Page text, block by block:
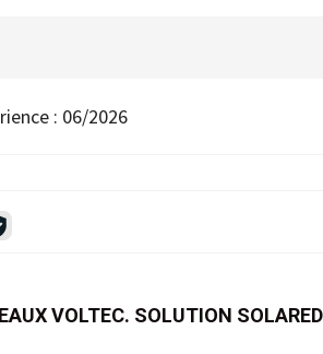
: 06/2026
VOLTEC. SOLUTION